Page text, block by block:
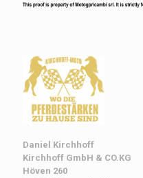
Daniel Kirchhoff
Kirchhoff GmbH & CO.KG
Höven 260